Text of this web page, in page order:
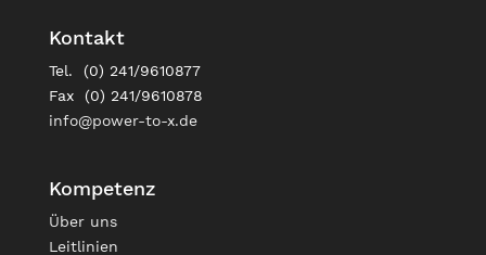
Kontakt
Tel. (0) 241/9610877
Fax (0) 241/9610878
info@power-to-x.de
Kompetenz
Über uns
Leitlinien